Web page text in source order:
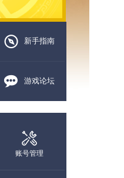
新手指南
游戏论坛
账号管理